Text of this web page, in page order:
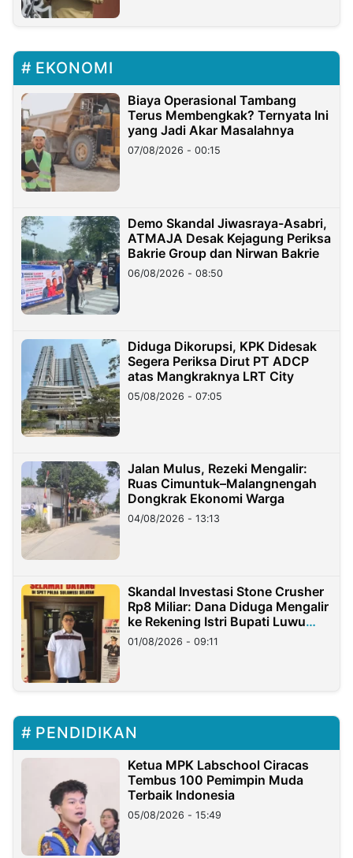
EKONOMI
Biaya Operasional Tambang
Terus Membengkak? Ternyata Ini
yang Jadi Akar Masalahnya
07/08/2026 - 00:15
Demo Skandal Jiwasraya-Asabri,
ATMAJA Desak Kejagung Periksa
Bakrie Group dan Nirwan Bakrie
06/08/2026 - 08:50
Diduga Dikorupsi, KPK Didesak
Segera Periksa Dirut PT ADCP
atas Mangkraknya LRT City
05/08/2026 - 07:05
Jalan Mulus, Rezeki Mengalir:
Ruas Cimuntuk–Malangnengah
Dongkrak Ekonomi Warga
04/08/2026 - 13:13
Skandal Investasi Stone Crusher
Rp8 Miliar: Dana Diduga Mengalir
ke Rekening Istri Bupati Luwu
Timur
01/08/2026 - 09:11
PENDIDIKAN
Ketua MPK Labschool Ciracas
Tembus 100 Pemimpin Muda
Terbaik Indonesia
05/08/2026 - 15:49